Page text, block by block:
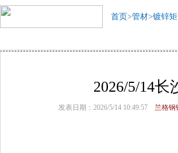
首页>管材>镀锌
2026/5/14
发表日期：2026/5/14 10:49:57 兰格钢